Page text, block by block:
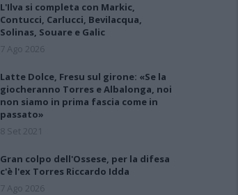
L'Ilva si completa con Markic,
Contucci, Carlucci, Bevilacqua,
Solinas, Souare e Galic
7 Ago 2026
Latte Dolce, Fresu sul girone: «Se la
giocheranno Torres e Albalonga, noi
non siamo in prima fascia come in
passato»
8 Set 2021
Gran colpo dell'Ossese, per la difesa
c'è l'ex Torres Riccardo Idda
7 Ago 2026